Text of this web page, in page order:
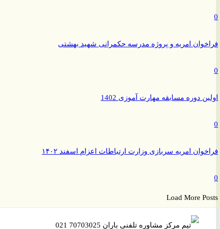
امریه و پروژه مدرسه حکمرانی شهید بهشتی
دوره مسابقه مهارت آموزی 1402
امریه سربازی وزارت ارتباطات اعزام اسفند ۱۴۰۲
Load More